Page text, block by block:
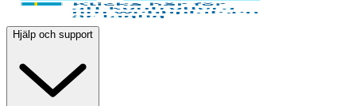
Hjälp och support